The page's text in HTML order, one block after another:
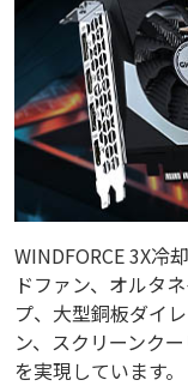
WINDFORCE 3X冷
ドファン、オルタ
プ、大型銅板ダイ
ン、スクリーンク
を実現しています。